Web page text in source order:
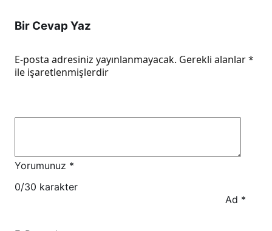
Bir Cevap Yaz
E-posta adresiniz yayınlanmayacak. Gerekli alanlar*
ile işaretlenmişlerdir
Yorumunuz *
0/30 karakter
Ad *